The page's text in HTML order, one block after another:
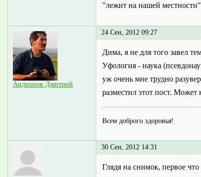
"лежит на нашей
Андронов Дмитрий
24 Сен, 2012 09:27
Дима, я не для того завел
Уфология - наука
уж очень мне трудно
разместил этот пост.
Всем доброго здоровья!
30 Сен, 2012 14:31
Глядя на снимок, первое